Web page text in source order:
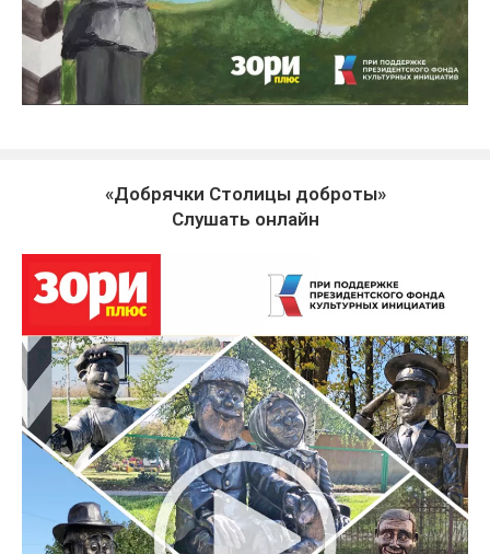
«Добрячки Столицы доброты»
Слушать онлайн